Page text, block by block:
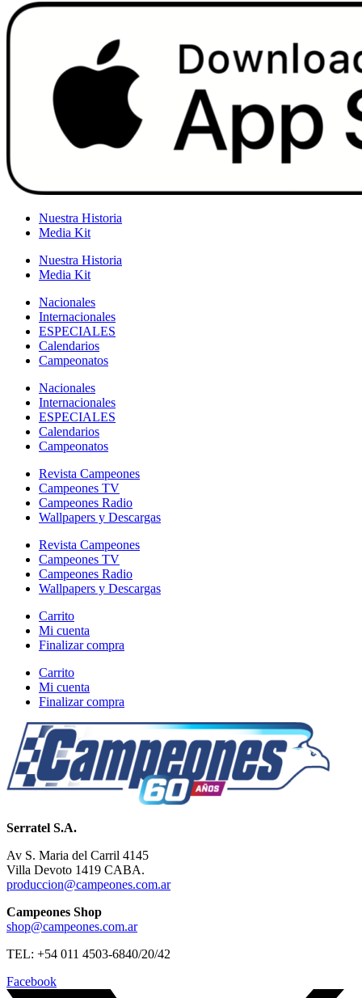
Nuestra Historia
Media Kit
Nuestra Historia
Media Kit
Nacionales
Internacionales
ESPECIALES
Calendarios
Campeonatos
Nacionales
Internacionales
ESPECIALES
Calendarios
Campeonatos
Revista Campeones
Campeones TV
Campeones Radio
Wallpapers y Descargas
Revista Campeones
Campeones TV
Campeones Radio
Wallpapers y Descargas
Carrito
Mi cuenta
Finalizar compra
Carrito
Mi cuenta
Finalizar compra
Serratel S.A.
Av S. Maria del Carril 4145
Villa Devoto 1419 CABA.
produccion@campeones.com.ar
Campeones Shop
shop@campeones.com.ar
TEL: +54 011 4503-6840/20/42
Facebook